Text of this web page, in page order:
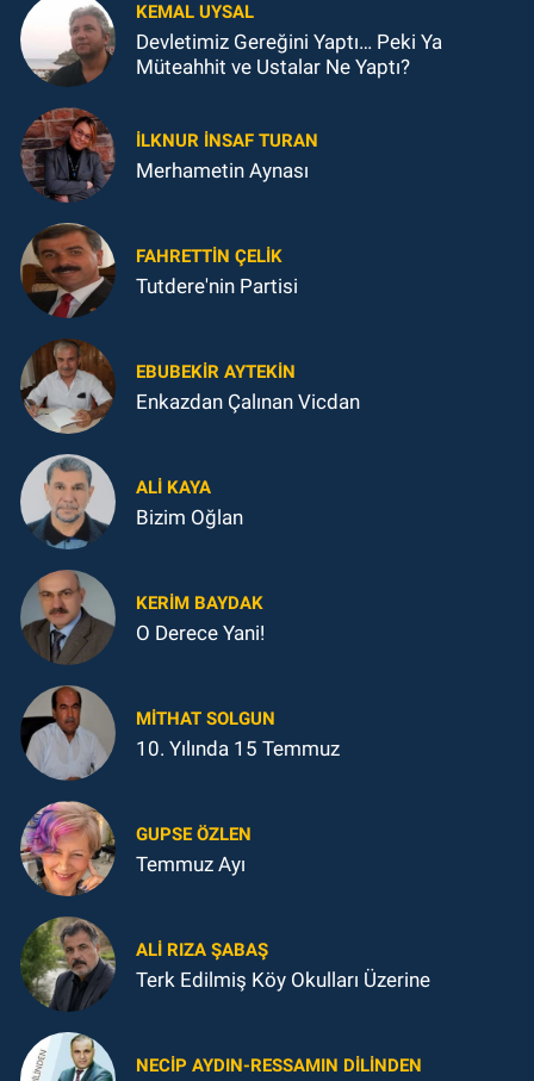
KEMAL UYSAL
Devletimiz Gereğini Yaptı… Peki Ya
Müteahhit ve Ustalar Ne Yaptı?
İLKNUR İNSAF TURAN
Merhametin Aynası
FAHRETTIN ÇELİK
Tutdere'nin Partisi
EBUBEKIR AYTEKIN
Enkazdan Çalınan Vicdan
ALI KAYA
Bizim Oğlan
KERIM BAYDAK
O Derece Yani!
MITHAT SOLGUN
10. Yılında 15 Temmuz
GUPSE ÖZLEN
Temmuz Ayı
ALI RIZA ŞABAŞ
Terk Edilmiş Köy Okulları Üzerine
NECIP AYDIN-RESSAMIN DILINDEN